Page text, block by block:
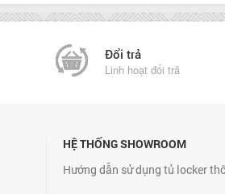
Đổi trả
Linh hoạt đổi trả
HỆ THỐNG SHOWROOM
Hướng dẫn sử dụng tủ locker